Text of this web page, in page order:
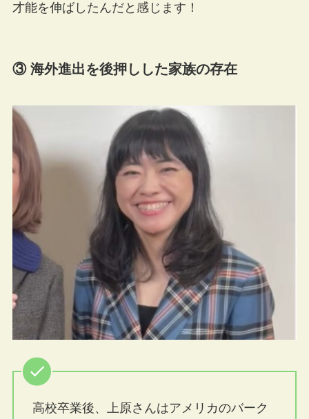
才能を伸ばしたんだと感じます！
③ 海外進出を後押しした家族の存在
高校卒業後、上原さんはアメリカのバーク